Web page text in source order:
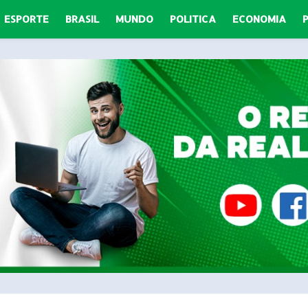
ESPORTE BRASIL MUNDO POLITICA ECONOMIA